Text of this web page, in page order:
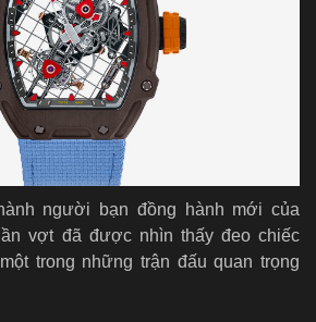
người bạn đồng hành mới của
vợt đã được nhìn thấy đeo chiếc
trong những trận đấu quan trọng